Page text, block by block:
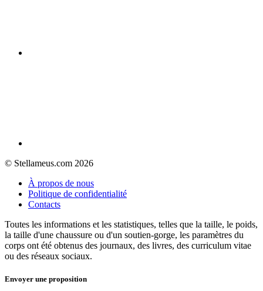
© Stellameus.com 2026
À propos de nous
Politique de confidentialité
Contacts
Toutes les informations et les statistiques, telles que la taille, le poids,
la taille d'une chaussure ou d'un soutien-gorge, les paramètres du
corps ont été obtenus des journaux, des livres, des curriculum vitae
ou des réseaux sociaux.
Envoyer une proposition